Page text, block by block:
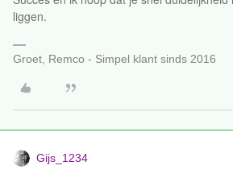
liggen.
Groet, Remco - Simpel klant sinds 2016
Gijs_1234